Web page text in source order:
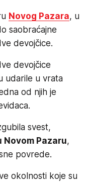
Novog Pazara, u
saobraćajne
devojčice.
devojčice
udarile u vrata
od njih je
svest,
Novom Pazaru,
povrede.
okolnosti koje su